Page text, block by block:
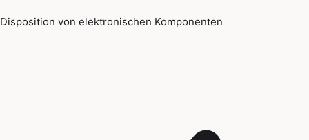
Disposition von elektronischen Komponenten